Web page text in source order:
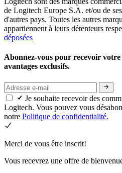
de Logitech Europe S.A. et/ou de
d'autres pays. Toutes les autres
appartiennent à leurs détenteurs
déposées
Abonnez-vous pour recevoir votre
avantages exclusifs.
Je souhaite recevoir des
Logitech. Vous pouvez vous
notre Politique de confidentialité.
Merci de vous être inscrit!
Vous recevrez une offre de